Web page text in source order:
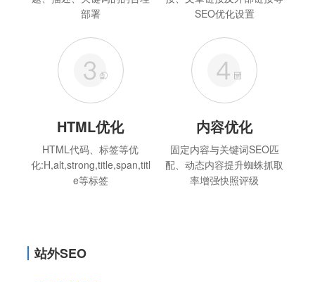
部署
SEO优化设置
HTML优化
HTML代码、标签等优
化:H,alt,strong,title,span,titl
e等标签
内容优化
固定内容与关键词SEO匹
配、动态内容提升蜘蛛抓取
率增强快照评级
站外SEO